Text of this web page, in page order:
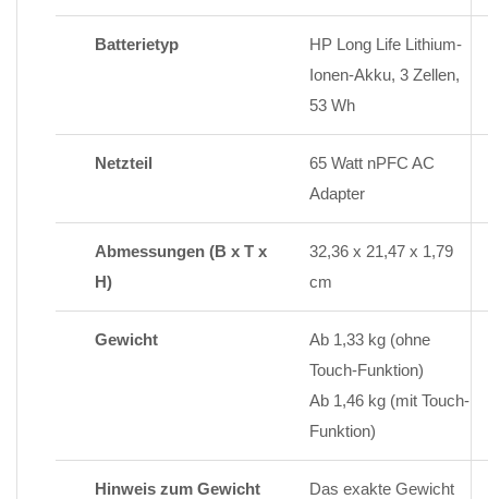
Batterietyp
HP Long Life Lithium-
Ionen-Akku, 3 Zellen,
53 Wh
Netzteil
65 Watt nPFC AC
Adapter
Abmessungen (B x T x
H)
32,36 x 21,47 x 1,79
cm
Gewicht
Ab 1,33 kg (ohne
Touch-Funktion)
Ab 1,46 kg (mit Touch-
Funktion)
Hinweis zum Gewicht
Das exakte Gewicht